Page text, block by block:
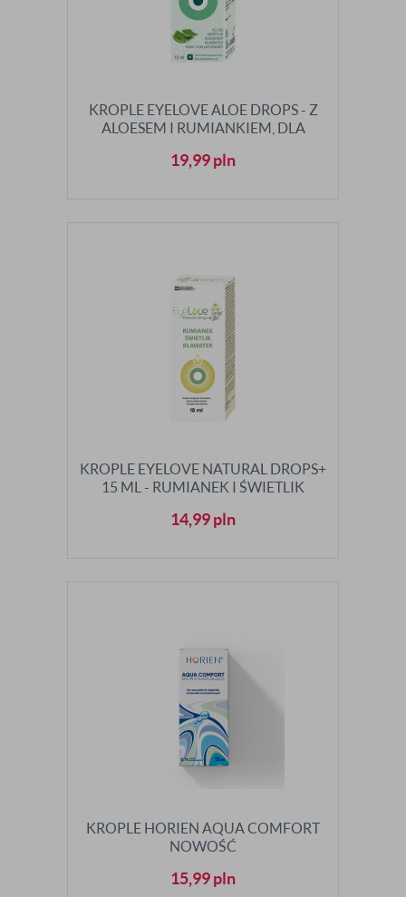
KROPLE EYELOVE ALOE DROPS - Z
ALOESEM I RUMIANKIEM, DLA
19,99pln
KROPLE EYELOVE NATURAL DROPS+
15 ML - RUMIANEK I ŚWIETLIK
14,99pln
KROPLE HORIEN AQUA COMFORT
NOWOŚĆ
15,99pln